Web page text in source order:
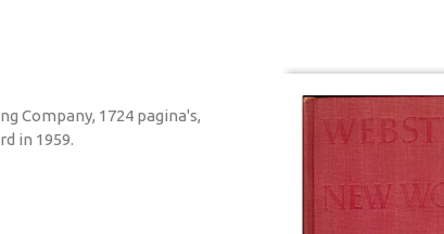
Company, 1724 pagina's,
in 1959.